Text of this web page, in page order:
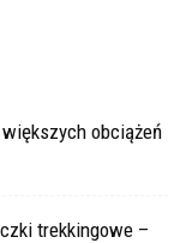
obciążeń
trekkingowe –